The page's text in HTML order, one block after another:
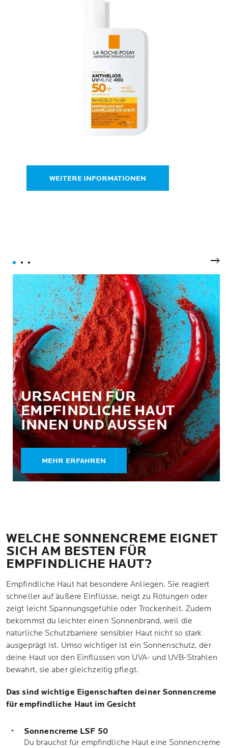
WEITERE INFORMATIONEN
URSACHEN FÜR
EMPFINDLICHE HAUT
INNEN UND AUSSEN
MEHR ERFAHREN
WELCHE SONNENCREME EIGNET
SICH AM BESTEN FÜR
EMPFINDLICHE HAUT?
Empfindliche Haut hat besondere Anliegen. Sie reagiert
schneller auf äußere Einflüsse, neigt zu Rötungen oder
zeigt leicht Spannungsgefühle oder Trockenheit. Zudem
bekommst du leichter einen Sonnenbrand, weil die
natürliche Schutzbarriere sensibler Haut nicht so stark
ausgeprägt ist. Umso wichtiger ist ein Sonnenschutz, der
deine Haut vor den Einflüssen von UVA- und UVB-Strahlen
bewahrt, sie aber gleichzeitig pflegt.
Das sind wichtige Eigenschaften deiner Sonnencreme
für empfindliche Haut im Gesicht
Sonnencreme LSF 50
Du brauchst für empfindliche Haut eine Sonnencreme